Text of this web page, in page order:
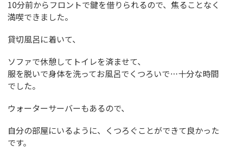
10分前からフロントで鍵を借りられるので、焦ることなく
満喫できました。
貸切風呂に着いて、
ソファで休憩してトイレを済ませて、
服を脱いで身体を洗ってお風呂でくつろいで…十分な時間
でした。
ウォーターサーバーもあるので、
自分の部屋にいるように、くつろぐことができて良かった
です。